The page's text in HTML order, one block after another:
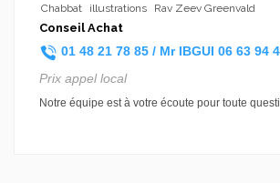
Chabbat illustrations Rav Zeev Greenvald
Conseil Achat
01 48 21 78 85 / Mr IBGUI 06 63 94
Prix appel local
Notre équipe est à votre écoute pour toute